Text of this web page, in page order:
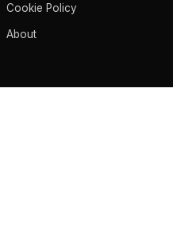
Cookie Policy
About